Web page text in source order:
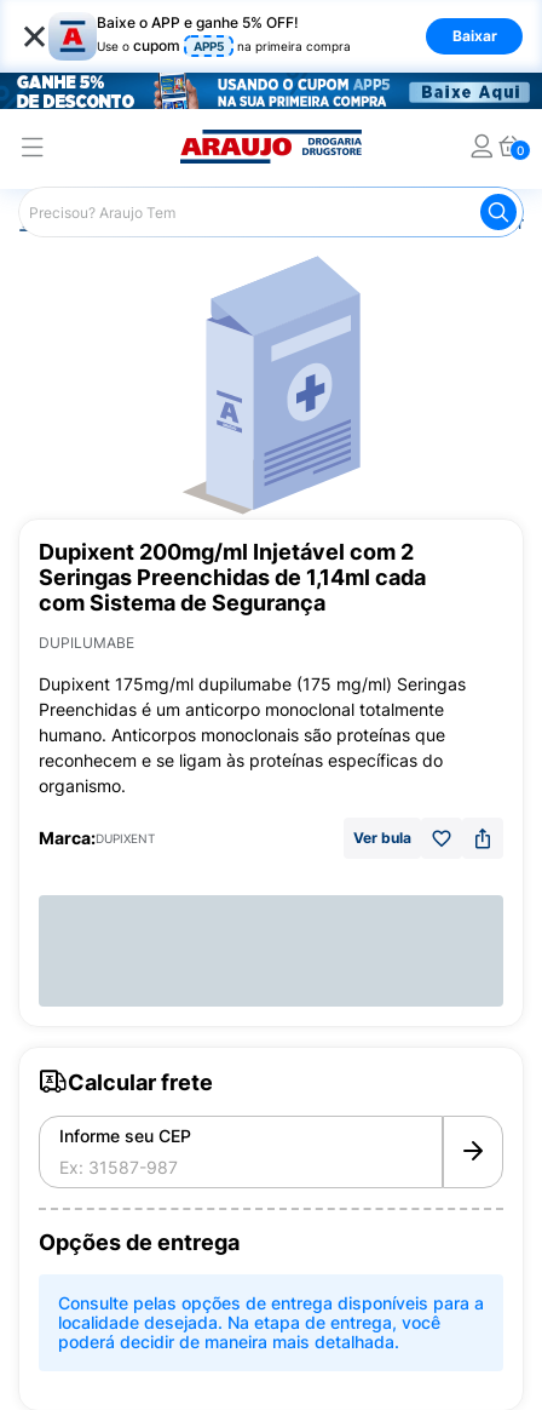
× Baixe o APP e ganhe 5% OFF!
Use o cupom APP5 na primeira compra
Baixar
0
Araujo Medicamentos
Dupixent 200mg/ml Injetável com 2
Seringas Preenchidas de 1,14ml cada
com Sistema de Segurança
DUPILUMABE
Dupixent 175mg/ml dupilumabe (175 mg/ml) Seringas
Preenchidas é um anticorpo monoclonal totalmente
humano. Anticorpos monoclonais são proteínas que
reconhecem e se ligam às proteínas específicas do
organismo.
Marca:DUPIXENT Ver bula
Calcular frete
Informe seu CEP
Opções de entrega
Consulte pelas opções de entrega disponíveis para a
localidade desejada. Na etapa de entrega, você
poderá decidir de maneira mais detalhada.